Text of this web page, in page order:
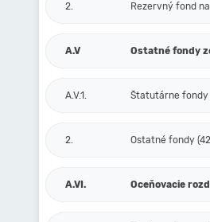
2. Rezervný fond
A.V Ostatné fondy
A.V.1. Štatutárne fondy
2. Ostatné fondy
A.VI. Oceňovacie